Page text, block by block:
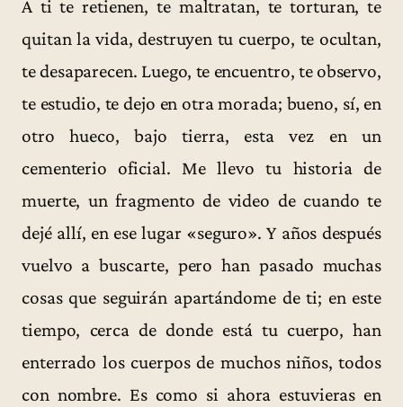
A ti te retienen, te maltratan, te torturan, te
quitan la vida, destruyen tu cuerpo, te ocultan,
te desaparecen. Luego, te encuentro, te observo,
te estudio, te dejo en otra morada; bueno, sí, en
otro hueco, bajo tierra, esta vez en un
cementerio oficial. Me llevo tu historia de
muerte, un fragmento de video de cuando te
dejé allí, en ese lugar «seguro». Y años después
vuelvo a buscarte, pero han pasado muchas
cosas que seguirán apartándome de ti; en este
tiempo, cerca de donde está tu cuerpo, han
enterrado los cuerpos de muchos niños, todos
con nombre. Es como si ahora estuvieras en